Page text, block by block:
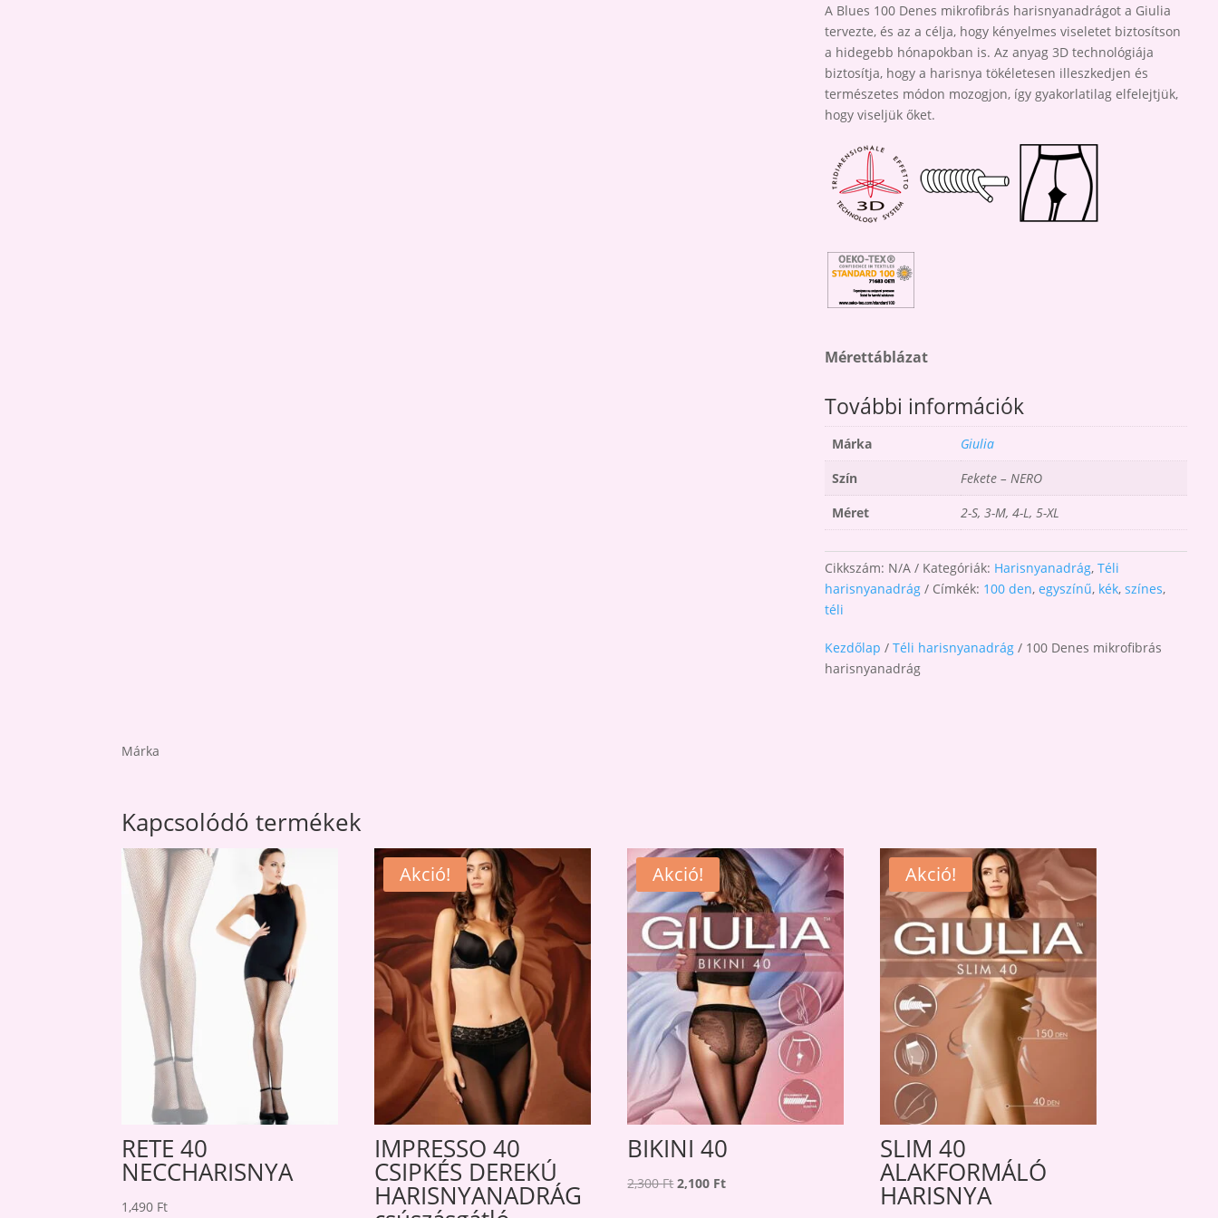
A Blues 100 Denes mikrofibrás harisnyanadrágot a Giulia
tervezte, és az a célja, hogy kényelmes viseletet biztosítson
a hidegebb hónapokban is. Az anyag 3D technológiája
biztosítja, hogy a harisnya tökéletesen illeszkedjen és
természetes módon mozogjon, így gyakorlatilag elfelejtjük,
hogy viseljük őket.
Mérettáblázat
További információk
Márka
Giulia
Szín
Fekete – NERO
Méret
2-S, 3-M, 4-L, 5-XL
Cikkszám: N/A Kategóriák: Harisnyanadrág,Téli
harisnyanadrág
Címkék: 100 den,egyszínű, kék,színes,
téli
Kezdőlap /Téli harisnyanadrág / 100 Denes mikrofibrás
harisnyanadrág
Márka
Kapcsolódó termékek
RETE 40
NECCHARISNYA
1,490 Ft
Akció!
IMPRESSO 40
CSIPKÉS DEREKÚ
HARISNYANADRÁG
Akció!
BIKINI 40
2,300FtOriginal
2,100 FtCurrent
Akció!
SLIM 40
ALAKFORMÁLÓ
HARISNYA